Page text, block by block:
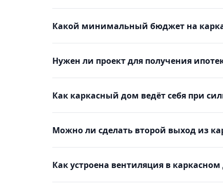
Какой минимальный бюджет на
Нужен ли проект для получения
Как каркасный дом ведёт себя при
Можно ли сделать второй выход из
Как устроена вентиляция в